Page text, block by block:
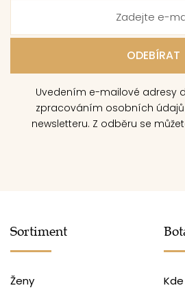
Uvedením e-mailové adresy
zpracováním osobních
newsletteru. Z odběru se
Sortiment
Ženy